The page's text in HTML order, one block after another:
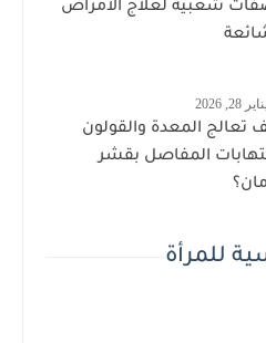
شعبية لعلاج الأمراض
28, 2026
تعالج المعدة والقولون
المفاصل بقشر
للمرأة